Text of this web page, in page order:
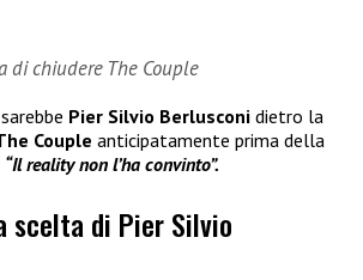
di chiudere The Couple
Pier Silvio Berlusconi dietro la
Couple anticipatamente prima della
“Il reality non l’ha convinto”.
scelta di Pier Silvio